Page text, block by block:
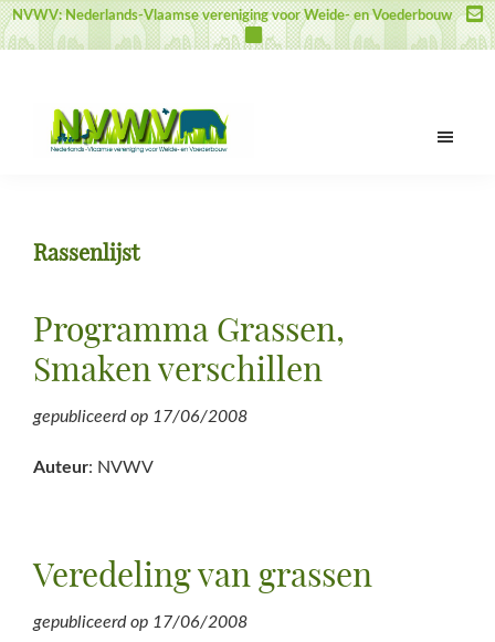
Door
naar
inhoud
Spring
naar
sidebar
Spring
naar
NVWV: Nederlands-Vlaamse vereniging voor Weide- en Voederbouw
voor
en
Voederbouw
Rassenlijst
Programma Grassen,
Smaken verschillen
gepubliceerd op 17/06/2008
Auteur: NVWV
Veredeling van grassen
gepubliceerd op 17/06/2008